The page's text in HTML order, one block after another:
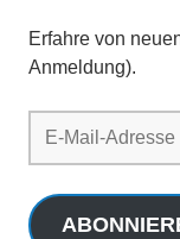
Erfahre von
Anmeldung).